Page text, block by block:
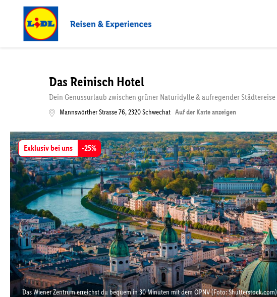
Das Reinisch Hotel
Dein Genussurlaub zwischen grüner Naturidylle & aufregender Städtereise
Mannswörther Strasse 76,2320Schwechat Auf der Karte anzeigen
Exklusiv bei uns -25%
Das Wiener Zentrum erreichst du bequem in 30 Minuten mit dem ÖPNV (Foto: Shutterstock.com)